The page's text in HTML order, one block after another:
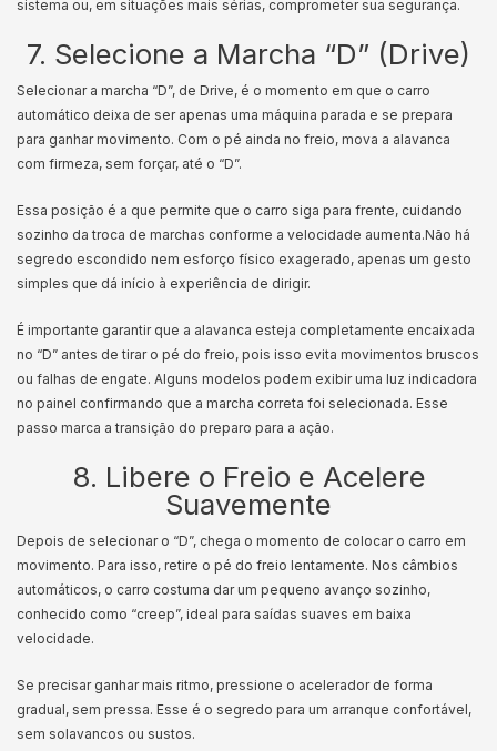
sistema ou, em situações mais sérias, comprometer sua segurança.
7. Selecione a Marcha “D” (Drive)
Selecionar a marcha “D”, de Drive, é o momento em que o carro
automático deixa de ser apenas uma máquina parada e se prepara
para ganhar movimento. Com o pé ainda no freio, mova a alavanca
com firmeza, sem forçar, até o “D”.
Essa posição é a que permite que o carro siga para frente, cuidando
sozinho da troca de marchas conforme a velocidade aumenta.Não há
segredo escondido nem esforço físico exagerado, apenas um gesto
simples que dá início à experiência de dirigir.
É importante garantir que a alavanca esteja completamente encaixada
no “D” antes de tirar o pé do freio, pois isso evita movimentos bruscos
ou falhas de engate. Alguns modelos podem exibir uma luz indicadora
no painel confirmando que a marcha correta foi selecionada. Esse
passo marca a transição do preparo para a ação.
8. Libere o Freio e Acelere
Suavemente
Depois de selecionar o “D”, chega o momento de colocar o carro em
movimento. Para isso, retire o pé do freio lentamente. Nos câmbios
automáticos, o carro costuma dar um pequeno avanço sozinho,
conhecido como “creep”, ideal para saídas suaves em baixa
velocidade.
Se precisar ganhar mais ritmo, pressione o acelerador de forma
gradual, sem pressa. Esse é o segredo para um arranque confortável,
sem solavancos ou sustos.